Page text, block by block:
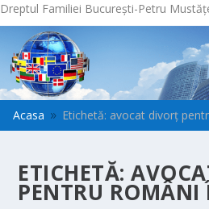
Dreptul Familiei București-Petru
Acasa 9 Etichetă: avocat divorț
ETICHETĂ:
PENTRU ROMÂNI